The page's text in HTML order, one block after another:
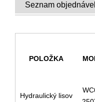
Seznam
POLOŽKA
Hydraulický lisov